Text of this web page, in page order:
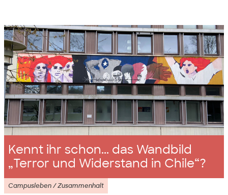
Kennt ihr schon... das Wandbild
„Terror und Widerstand in Chile“?
Campusleben / Zusammenhalt